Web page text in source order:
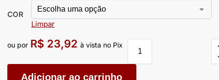
COR
Limpar
ou por R$ 23,92 à vista no Pix
Adicionar ao carrinho